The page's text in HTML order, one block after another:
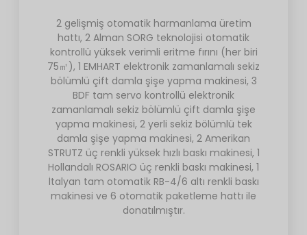
2 gelişmiş otomatik harmanlama üretim
hattı, 2 Alman SORG teknolojisi otomatik
kontrollü yüksek verimli eritme fırını (her biri
75㎡), 1 EMHART elektronik zamanlamalı sekiz
bölümlü çift damla şişe yapma makinesi, 3
BDF tam servo kontrollü elektronik
zamanlamalı sekiz bölümlü çift damla şişe
yapma makinesi, 2 yerli sekiz bölümlü tek
damla şişe yapma makinesi, 2 Amerikan
STRUTZ üç renkli yüksek hızlı baskı makinesi, 1
Hollandalı ROSARIO üç renkli baskı makinesi, 1
İtalyan tam otomatik RB-4/6 altı renkli baskı
makinesi ve 6 otomatik paketleme hattı ile
donatılmıştır.